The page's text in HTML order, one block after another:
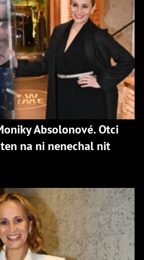
Absolonové. Otci
na ni nenechal nit